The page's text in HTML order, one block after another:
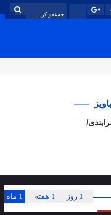
1 ماه 1 هفته 1 روز